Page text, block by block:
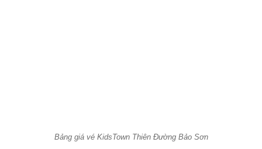
Bảng giá vé KidsTown Thiên Đường Bảo Sơn